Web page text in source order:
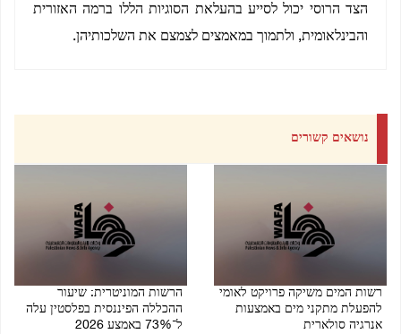
הצד הרוסי יכול לסייע בהעלאת הסוגיות הללו ברמה האזורית
והבינלאומית, ולתמוך במאמצים לצמצם את השלכותיהן.
נושאים קשורים
רשות המים משיקה פרויקט לאומי
להפעלת מתקני מים באמצעות
אנרגיה סולארית
הרשות המוניטרית: שיעור
ההכללה הפיננסית בפלסטין עלה
ל־73% באמצע 2026